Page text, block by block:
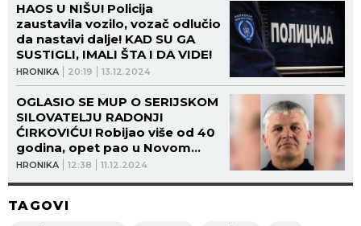
HRONIKA 20:19 13.12.2024
HAOS U NIŠU! Policija
zaustavila vozilo, vozač odlučio
da nastavi dalje! KAD SU GA
SUSTIGLI, IMALI ŠTA I DA VIDE!
HRONIKA 12:38 11.12.2024
OGLASIO SE MUP O SERIJSKOM
SILOVATELJU RADONJI
ĆIRKOVIĆU! Robijao više od 40
godina, opet pao u Novom
Pazaru!
TAGOVI